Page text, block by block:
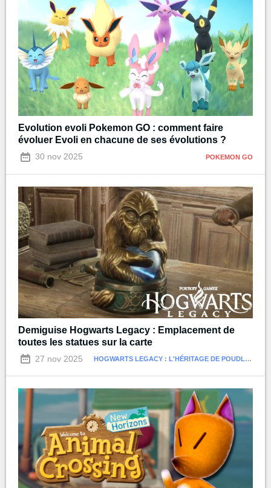
Evolution evoli Pokemon GO : comment faire
évoluer Evoli en chacune de ses évolutions ?
30 nov 2025 POKEMON GO
Demiguise Hogwarts Legacy : Emplacement de
toutes les statues sur la carte
27 nov 2025 HOGWARTS LEGACY : L'HÉRITAGE DE POUDLARD